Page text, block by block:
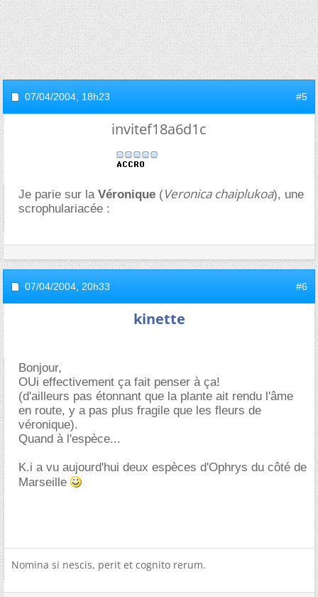
07/04/2004, 18h23 #5
invitef18a6d1c
Je parie sur la Véronique (Veronica chaiplukoa), une
scrophulariacée :
07/04/2004, 20h33 #6
kinette
Bonjour,
OUi effectivement ça fait penser à ça!
(d'ailleurs pas étonnant que la plante ait rendu l'âme
en route, y a pas plus fragile que les fleurs de
véronique).
Quand à l'espèce...
K.i a vu aujourd'hui deux espèces d'Ophrys du côté de
Marseille
Nomina si nescis, perit et cognito rerum.